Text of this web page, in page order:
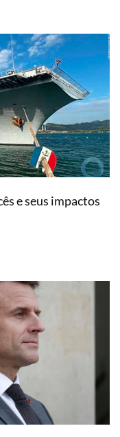
e seus impactos